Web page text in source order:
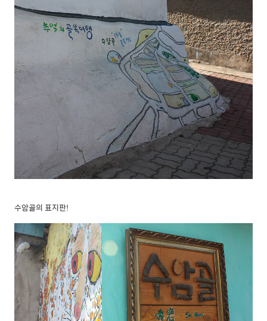
수암골의 표지판!